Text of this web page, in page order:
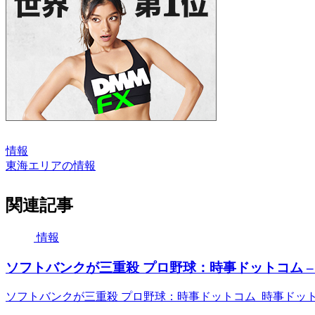
情報
東海エリアの情報
関連記事
情報
ソフトバンクが三重殺 プロ野球：時事ドットコム
ソフトバンクが三重殺 プロ野球：時事ドットコム 時事ドッ